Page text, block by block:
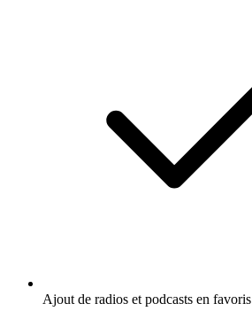
Ajout de radios et podcasts en favoris